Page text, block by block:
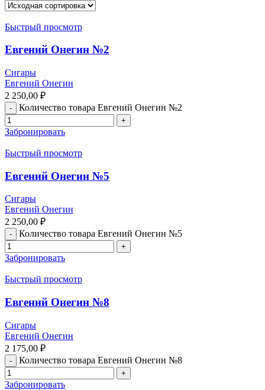
Быстрый просмотр
Евгений Онегин №2
Сигары
Евгений Онегин
2 250,00 ₽
Количество товара Евгений Онегин №2
Забронировать
Быстрый просмотр
Евгений Онегин №5
Сигары
Евгений Онегин
2 250,00 ₽
Количество товара Евгений Онегин №5
Забронировать
Быстрый просмотр
Евгений Онегин №8
Сигары
Евгений Онегин
2 175,00 ₽
Количество товара Евгений Онегин №8
Забронировать